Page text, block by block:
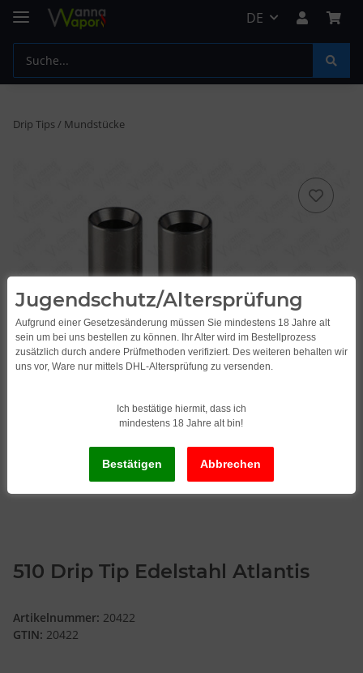
DE
Drip Tips / Mundstücke
510 Drip Tip Edelstahl Atlantis
Artikelnummer: 20422
GTIN: 20422
Jugendschutz/Altersprüfung
Aufgrund einer Gesetzesänderung müssen Sie mindestens 18 Jahre alt
sein um bei uns bestellen zu können. Ihr Alter wird im Bestellprozess
zusätzlich durch andere Prüfmethoden verifiziert. Des weiteren behalten wir
uns vor, Ware nur mittels DHL-Altersprüfung zu versenden.
Ich bestätige hiermit, dass ich
mindestens 18 Jahre alt bin!